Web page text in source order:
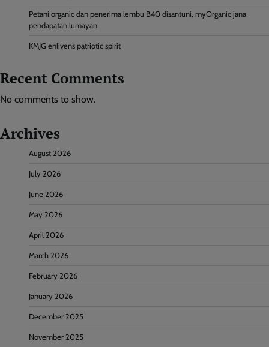
Petani organic dan penerima lembu B40 disantuni, myOrganic jana
pendapatan lumayan
KMJG enlivens patriotic spirit
Recent Comments
No comments to show.
Archives
August 2026
July 2026
June 2026
May 2026
April 2026
March 2026
February 2026
January 2026
December 2025
November 2025